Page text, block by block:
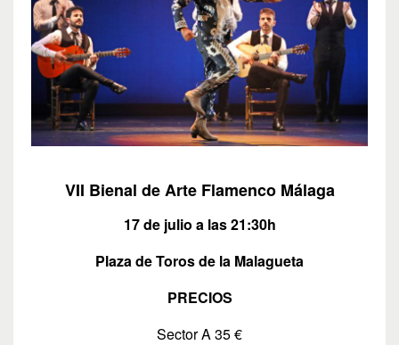
VII Bienal de Arte Flamenco Málaga
17 de julio a las 21:30h
Plaza de Toros de la Malagueta
PRECIOS
Sector A 35 €